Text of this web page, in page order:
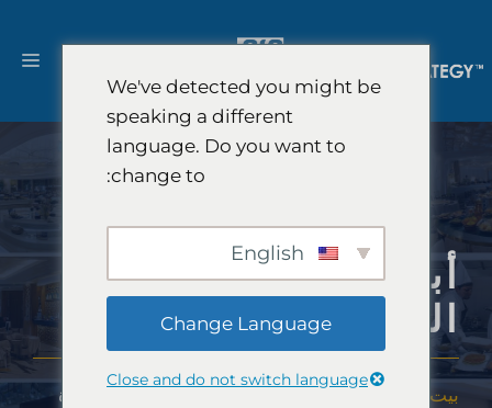
المحتوى
أبحاث سوق الفنادق
الفاخرة
بيت الصناعات أبحاث سوق الفنادق الفاخرة
We've detected you might be
speaking a different
language. Do you want to
change to:
Change Language
Close and do not switch language